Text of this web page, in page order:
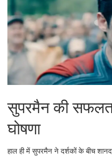
सुपरमैन की
घोषणा
हाल ही में सुपरमैन ने दर्शकों के बीच